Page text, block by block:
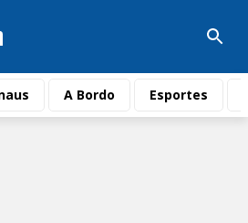
A Bordo Esportes